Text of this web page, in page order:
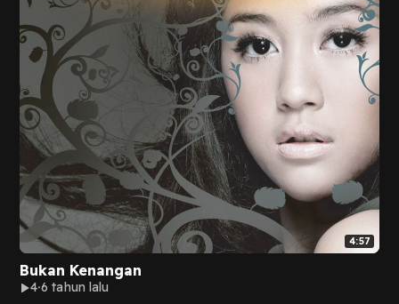
4:57
Bukan Kenangan
4 6 tahun lalu